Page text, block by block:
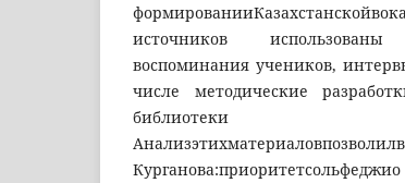
источников
воспоминания учеников,
числе методические
библиотеки